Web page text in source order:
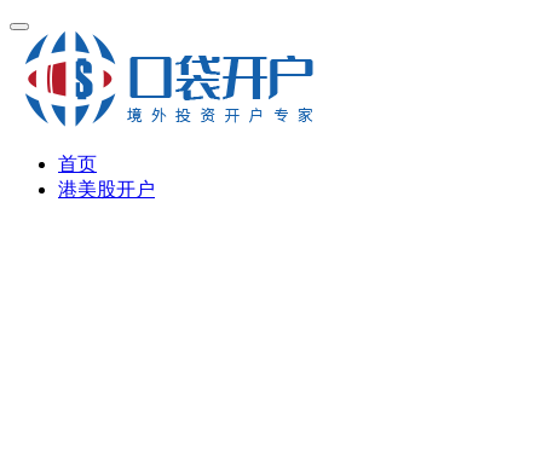
首页
港美股开户